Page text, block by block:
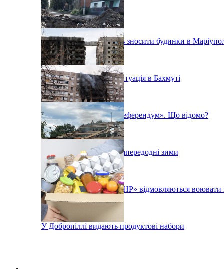
Окупанти продовжують зносити будинки в
«Постійно вибухає» - ситуація в Бахмуті
У Маріуполі почався «референдум». Що відомо?
Ситуація в Маріуполі напередодні зими
Бойовики так званої «ЛНР» відмовляються воювати
У Добропіллі видають продуктові набори